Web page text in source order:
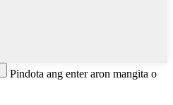
Pindota ang enter aron mangita o